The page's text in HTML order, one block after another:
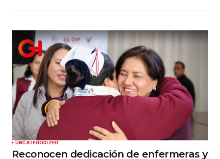
UNCATEGORIZED
Reconocen dedicación de enfermeras y